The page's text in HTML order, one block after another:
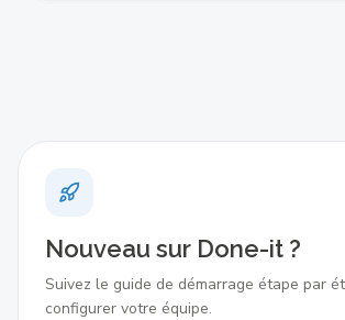
Nouveau sur Done-it ?
Suivez le guide de démarrage étape par
configurer votre équipe.